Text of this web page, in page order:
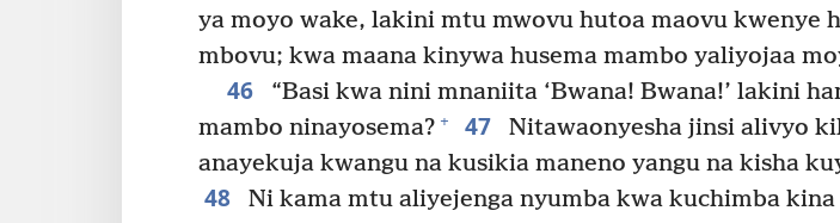
ya moyo wake, lakini mtu mwovu hutoa maovu kwenye
mbovu; kwa maana kinywa husema mambo yaliyojaa
46
“Basi kwa nini mnaniita ‘Bwana! Bwana!’ lakini
mambo ninayosema? + 47
Nitawaonyesha jinsi alivyo
anayekuja kwangu na kusikia maneno yangu na kisha
48
Ni kama mtu aliyejenga nyumba kwa kuchimba